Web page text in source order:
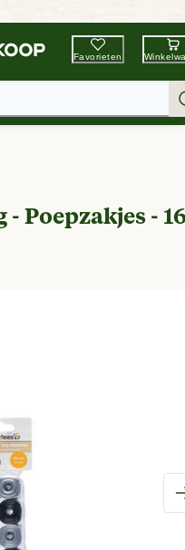
Tuin & Dier
Favorieten
Poepzakjes -